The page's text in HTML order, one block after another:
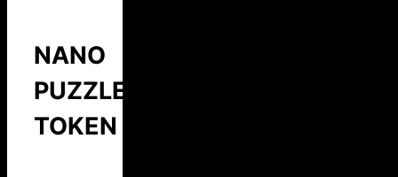
NANO
PUZZLE
TOKEN